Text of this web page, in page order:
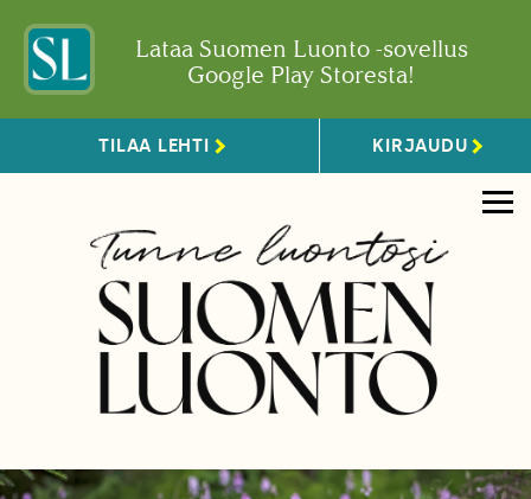
Lataa Suomen Luonto -sovellus
Google Play Storesta!
TILAA LEHTI KIRJAUDU